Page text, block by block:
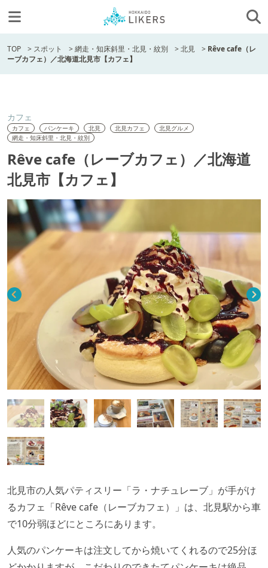
TOP > スポット >網走・知床斜里・北見・紋別 >北見 > Rêve cafe（レ
ーブカフェ）／北海道北見市【カフェ】
カフェ
カフェ パンケーキ 北見 北見カフェ
北見グルメ
網走・知床斜里・北見・紋別
Rêve cafe（レーブカフェ）／北海道
北見市【カフェ】
北見市の人気パティスリー「ラ・ナチュレーブ」が手がけ
るカフェ「Rêve cafe（レーブカフェ）」は、北見駅から車
で10分弱ほどにところにあります。
人気のパンケーキは注文してから焼いてくれるので25分ほ